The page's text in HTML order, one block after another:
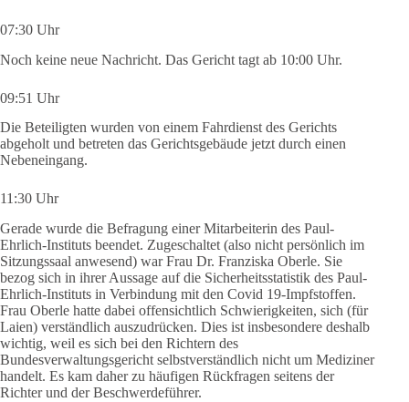
07:30 Uhr
Noch keine neue Nachricht. Das Gericht tagt ab 10:00 Uhr.
09:51 Uhr
Die Beteiligten wurden von einem Fahrdienst des Gerichts
abgeholt und betreten das Gerichtsgebäude jetzt durch einen
Nebeneingang.
11:30 Uhr
Gerade wurde die Befragung einer Mitarbeiterin des Paul-
Ehrlich-Instituts beendet. Zugeschaltet (also nicht persönlich im
Sitzungssaal anwesend) war Frau Dr. Franziska Oberle. Sie
bezog sich in ihrer Aussage auf die Sicherheitsstatistik des Paul-
Ehrlich-Instituts in Verbindung mit den Covid 19-Impfstoffen.
Frau Oberle hatte dabei offensichtlich Schwierigkeiten, sich (für
Laien) verständlich auszudrücken. Dies ist insbesondere deshalb
wichtig, weil es sich bei den Richtern des
Bundesverwaltungsgericht selbstverständlich nicht um Mediziner
handelt. Es kam daher zu häufigen Rückfragen seitens der
Richter und der Beschwerdeführer.